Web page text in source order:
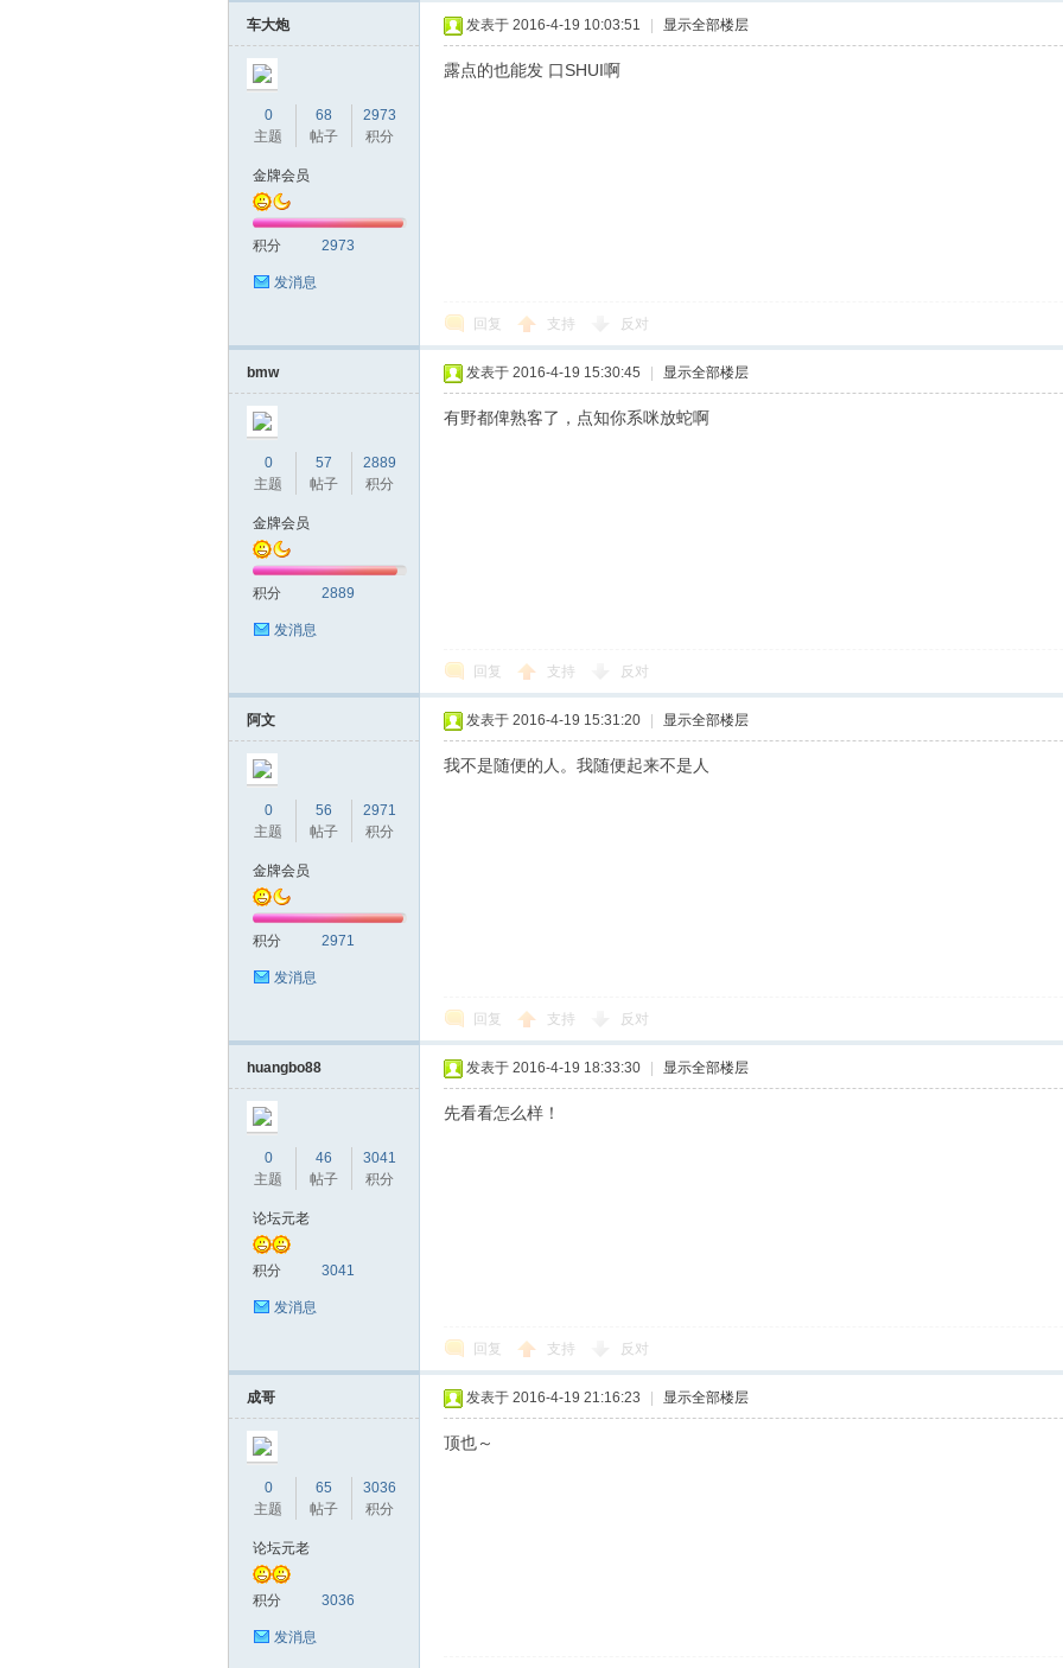
拿
车大炮
0
主题
68
帖子
2973
积分
金牌会员
积分 2973
发消息
发表于 2016-4-19 10:03:51 显示全部楼层
露点的也能发 口SHUI啊
回复 支持 反对
bmw
0
主题
57
帖子
2889
积分
金牌会员
积分 2889
发消息
发表于 2016-4-19 15:30:45 显示全部楼层
有野都俾熟客了，点知你系咪放蛇啊
回复 支持 反对
阿文
0
主题
56
帖子
2971
积分
金牌会员
积分 2971
发消息
发表于 2016-4-19 15:31:20 显示全部楼层
我不是随便的人。我随便起来不是人
回复 支持 反对
huangbo88
0
主题
46
帖子
3041
积分
论坛元老
积分 3041
发消息
发表于 2016-4-19 18:33:30 显示全部楼层
先看看怎么样！
回复 支持 反对
成哥
0
主题
65
帖子
3036
积分
论坛元老
积分 3036
发消息
发表于 2016-4-19 21:16:23 显示全部楼层
顶也～